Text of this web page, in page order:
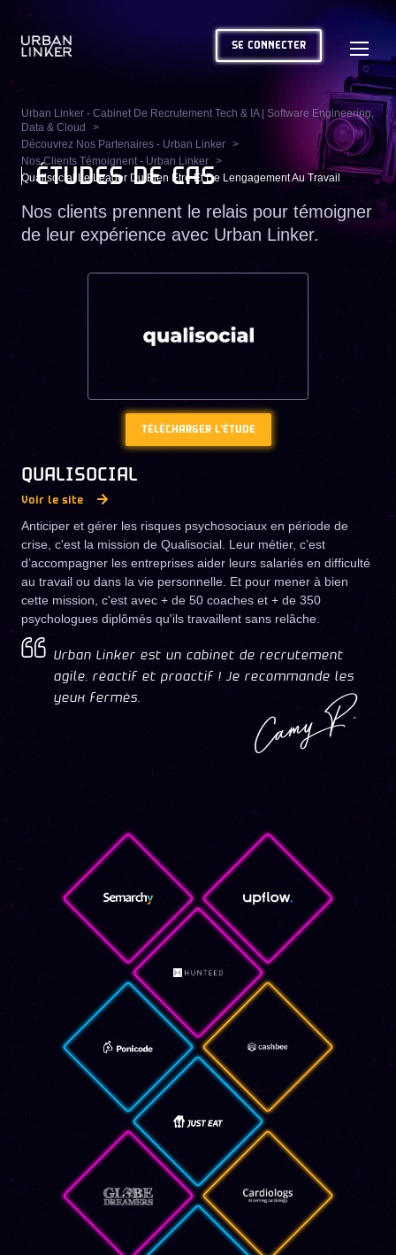
SE CONNECTER
Urban Linker - Cabinet De Recrutement Tech & IA | Software Engineering,
Data & Cloud
Découvrez Nos Partenaires - Urban Linker
Nos Clients Témoignent - Urban Linker
Qualisocial Le Leader Du Bien Etre Et De Lengagement Au Travail
ÉTUDES DE CAS
Nos clients prennent le relais pour témoigner
de leur expérience avec Urban Linker.
TÉLÉCHARGER L'ÉTUDE
QUALISOCIAL
Voir le site
Anticiper et gérer les risques psychosociaux en période de
crise, c'est la mission de Qualisocial. Leur métier, c’est
d’accompagner les entreprises aider leurs salariés en difficulté
au travail ou dans la vie personnelle. Et pour mener à bien
cette mission, c'est avec + de 50 coaches et + de 350
psychologues diplômés qu'ils travaillent sans relâche.
Urban Linker est un cabinet de recrutement
agile, réactif et proactif ! Je recommande les
yeux fermés.
Camy P.